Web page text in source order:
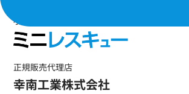
小型消火用具・自動消火装置
正規販売代理店
幸南工業株式会社